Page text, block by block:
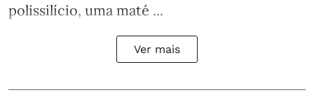
polissilício, uma maté ...
Ver mais